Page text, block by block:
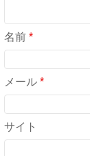
名前 *
メール *
サイト